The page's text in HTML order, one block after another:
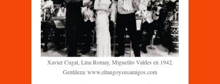
Xavier Cugat, Lina Romay, Miguelito Valdes en 1942.
Gentileza: www.eltangoysusamigos.com